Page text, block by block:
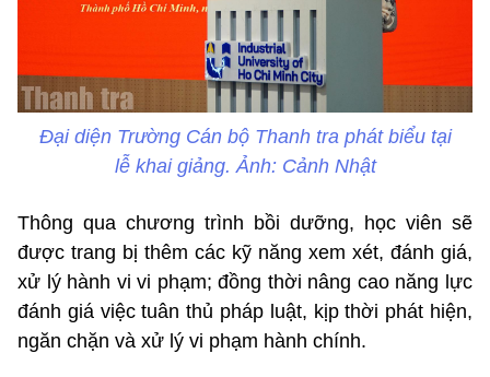
Đại diện Trường Cán bộ Thanh tra phát biểu tại
lễ khai giảng. Ảnh: Cảnh Nhật
Thông qua chương trình bồi dưỡng, học viên sẽ
được trang bị thêm các kỹ năng xem xét, đánh giá,
xử lý hành vi vi phạm; đồng thời nâng cao năng lực
đánh giá việc tuân thủ pháp luật, kịp thời phát hiện,
ngăn chặn và xử lý vi phạm hành chính.